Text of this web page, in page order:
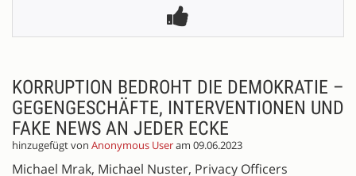
KORRUPTION BEDROHT DIE DEMOKRATIE –
GEGENGESCHÄFTE, INTERVENTIONEN UND
FAKE NEWS AN JEDER ECKE
hinzugefügt von Anonymous Useram 09.06.2023
Michael Mrak, Michael Nuster, Privacy Officers